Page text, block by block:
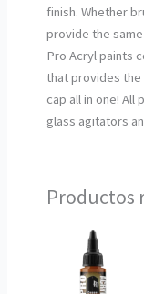
finish. Whether
provide the
Pro Acryl paints
that provides
cap all in one! All
glass agitators
Productos